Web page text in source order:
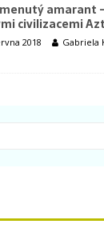
amarant
civilizacemi
2018 Gabriela